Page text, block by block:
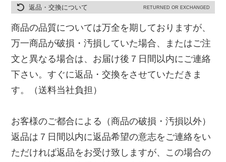
返品・交換について RETURNED OR EXCHANGED
商品の品質については万全を期しておりますが、
万一商品が破損・汚損していた場合、またはご注
文と異なる場合は、お届け後７日間以内にご連絡
下さい。すぐに返品・交換をさせていただきま
す。（送料当社負担）
お客様のご都合による（商品の破損・汚損以外）
返品は７日間以内に返品希望の意志をご連絡をい
ただければ返品をお受け致しますが、この場合の